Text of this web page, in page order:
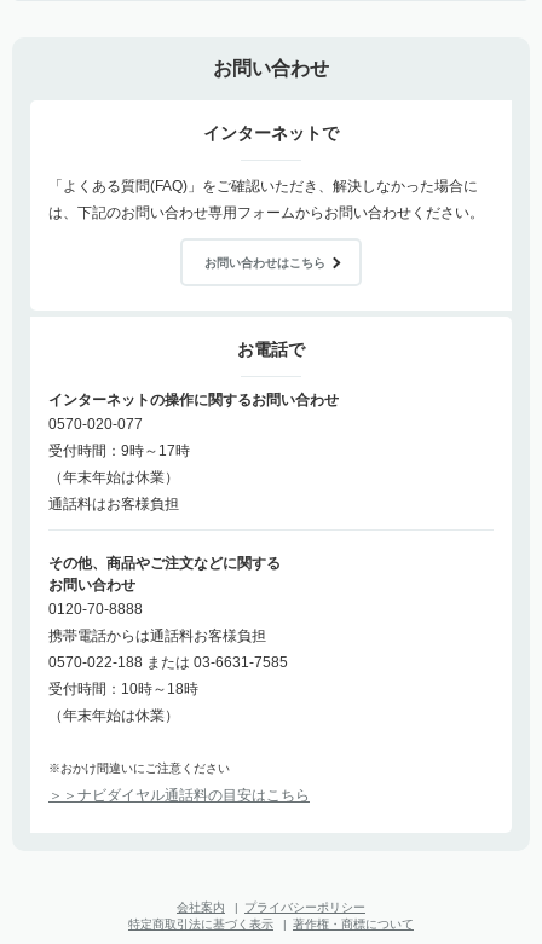
お問い合わせ
インターネットで
「よくある質問(FAQ)」をご確認いただき、解決しなかった場合に
は、下記のお問い合わせ専用フォームからお問い合わせください。
お問い合わせはこちら
お電話で
インターネットの操作に関するお問い合わせ
0570-020-077
受付時間：9時～17時
（年末年始は休業）
通話料はお客様負担
その他、商品やご注文などに関する
お問い合わせ
0120-70-8888
携帯電話からは通話料お客様負担
0570-022-188 または 03-6631-7585
受付時間：10時～18時
（年末年始は休業）
※おかけ間違いにご注意ください
＞＞ナビダイヤル通話料の目安はこちら
会社案内 |
プライバシーポリシー
特定商取引法に基づく表示
| 著作権・商標について